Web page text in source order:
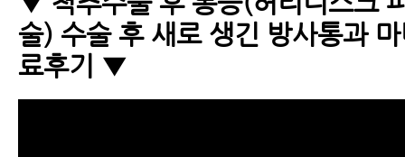
술) 수술 후 새로 생긴 방사통과
료후기 ▼